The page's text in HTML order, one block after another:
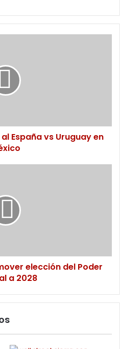
España vs Uruguay en
elección del Poder
a 2028